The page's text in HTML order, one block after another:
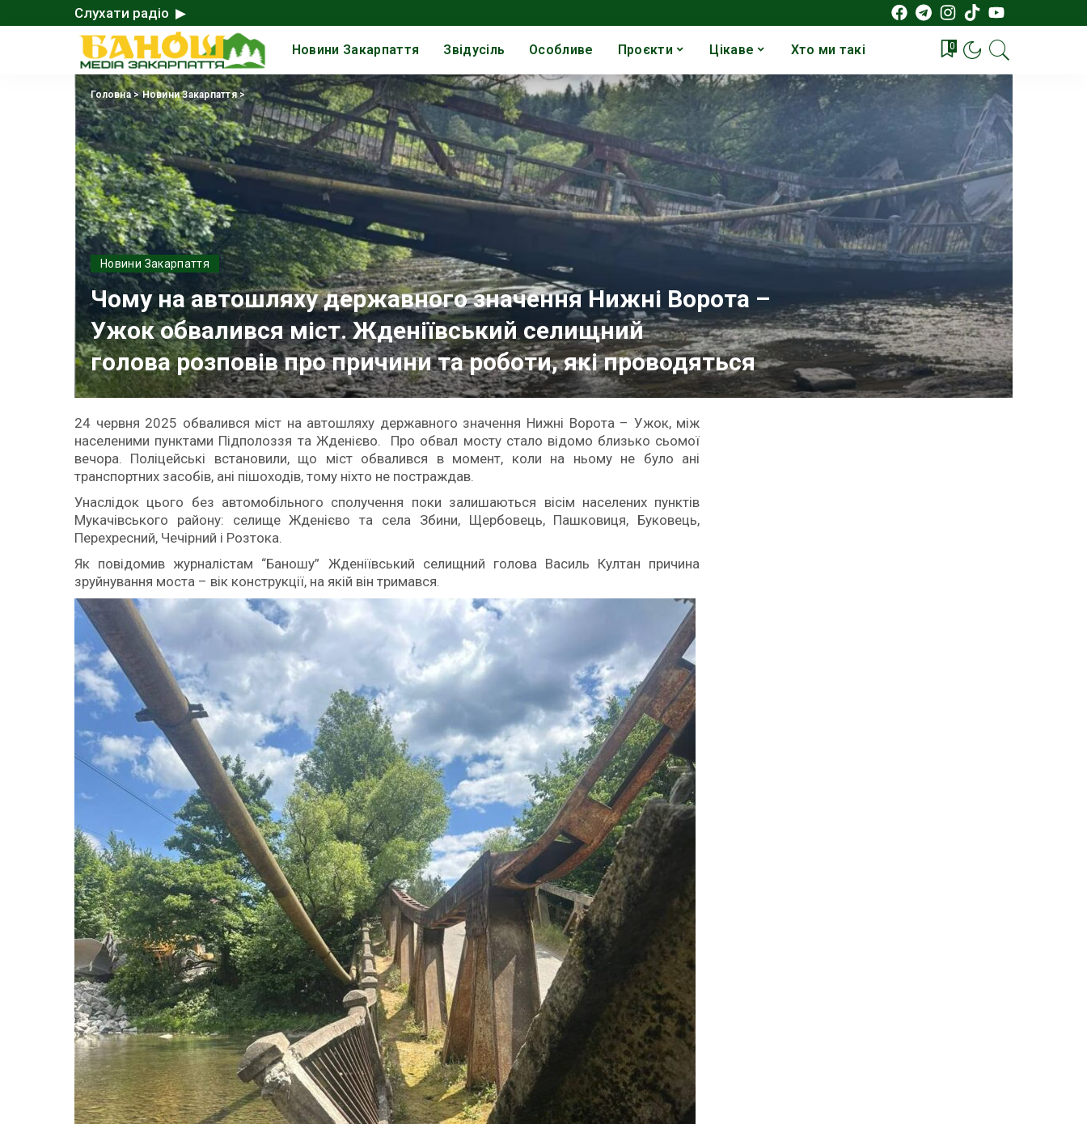
Слухати радіо ▶
Новини Закарпаття Звідусіль Особливе Проєкти Цікаве Хто ми такі 0
Головна>Новини Закарпаття>
Новини Закарпаття
Чому на автошляху державного значення Нижні Ворота –
Ужок обвалився міст. Жденіївський селищний
голова розповів про причини та роботи, які проводяться
24 червня 2025 обвалився міст на автошляху державного значення Нижні Ворота – Ужок, між
населеними пунктами Підполоззя та Жденієво. Про обвал мосту стало відомо близько сьомої
вечора. Поліцейські встановили, що міст обвалився в момент, коли на ньому не було ані
транспортних засобів, ані пішоходів, тому ніхто не постраждав.
Унаслідок цього без автомобільного сполучення поки залишаються вісім населених пунктів
Мукачівського району: селище Жденієво та села Збини, Щербовець, Пашковиця, Буковець,
Перехресний, Чечірний і Розтока.
Як повідомив журналістам “Баношу” Жденіївський селищний голова Василь Култан причина
зруйнування моста – вік конструкції, на якій він тримався.